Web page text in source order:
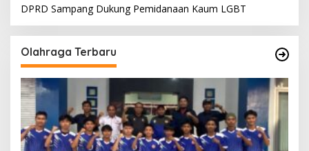
DPRD Sampang Dukung Pemidanaan Kaum LGBT
Olahraga Terbaru